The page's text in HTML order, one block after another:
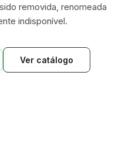
removida, renomeada
indisponível.
Ver catálogo